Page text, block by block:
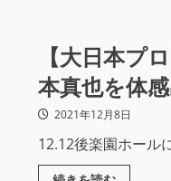
【大日本プ
本真也を体
2021年12月8日
12.12後楽園ホール